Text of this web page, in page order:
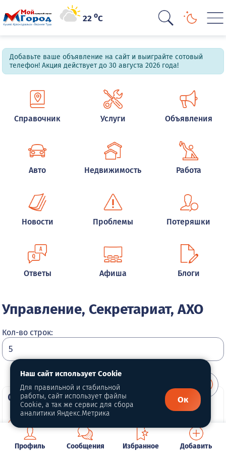
22oC
Добавьте ваше объявление на сайт и выиграйте сотовый
телефон! Акция действует до 30 августа 2026 года!
Справочник Услуги Объявления
Авто Недвижимость Работа
Новости Проблемы Потеряшки
Ответы Афиша Блоги
Управление, Секретариат, АХО
Кол-во строк:
О портале
Политика конфиденциальности
Профиль Сообщения Избранное Добавить
Наш сайт использует Cookie
Для правильной и стабильной
работы, сайт использует файлы
Cookie, а так же сервис для сбора
аналитики Яндекс.Метрика
Ок